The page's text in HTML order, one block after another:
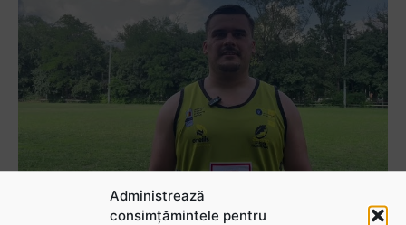
Administrează
consimțămintele pentru
Adrian Țală: Visul meu este să debutez pentru România